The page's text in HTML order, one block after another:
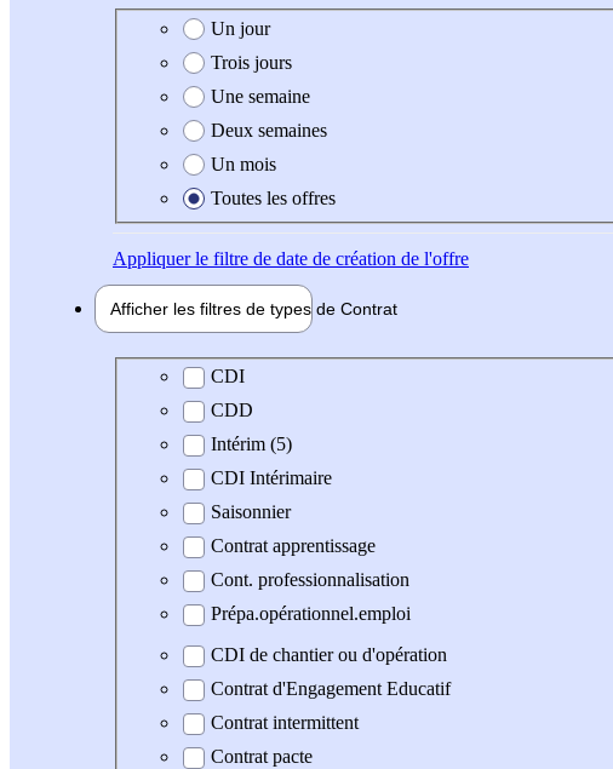
Date de création de l'offre
Un jour
Trois jours
Une semaine
Deux semaines
Un mois
Toutes les offres
Appliquerle filtre de date de création de l'offre
Afficher les filtres de types de Contrat
Type de contrat
CDI
CDD
Intérim (5)
CDI Intérimaire
Saisonnier
Contrat apprentissage
Cont. professionnalisation
Prépa.opérationnel.emploi
CDI de chantier ou d'opération
Contrat d'Engagement Educatif
Contrat intermittent
Contrat pacte